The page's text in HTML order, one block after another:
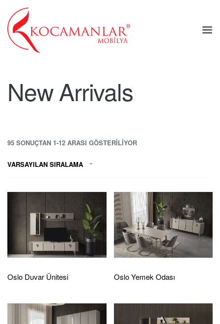
New Arrivals
95 SONUÇTAN 1-12 ARASI GÖSTERILIYOR
VARSAYILAN SIRALAMA
Oslo Duvar Ünitesi Oslo Yemek Odası